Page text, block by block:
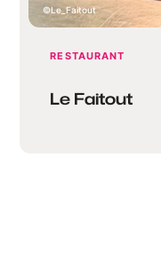
Le_Faitout
RESTAURANT
Le Faitout